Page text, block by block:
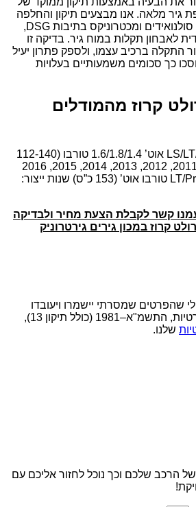
גיר מלאה. אנו מבצעים תיקון והחלפה
של מוח גיר, מחשב גיר, סולנואידים ומכטרוניקס בתיבות DSG,
לאבחון תקלות במוח גיר. בדיקה זו
התקלה ברכיב עצמו, ולספק פתרון יעיל
כך סכומים משמעותיים בעלויות
קרוז מהמודלים
שברולט קרוז LS/LT/Platinum אוט’ 1.6/1.8/1.4 טורבו (112-140
שברולט קרוז LT/Premier 1.4 טורבו אוט’ (153 כ”ס) שנות ייצור:
קשר לקבלת הצעת מחיר ולבדיקה
קרוז במכון גירים גירטרוניק
שהפרטים שמסרתי יישמרו ויעובדו
בהתאם לחוק הגנת הפרטיות, התשמ"א–1981 (כולל תיקון 13),
שלנו.
הרכב שלכם וכך נוכל לחזור אליכם עם